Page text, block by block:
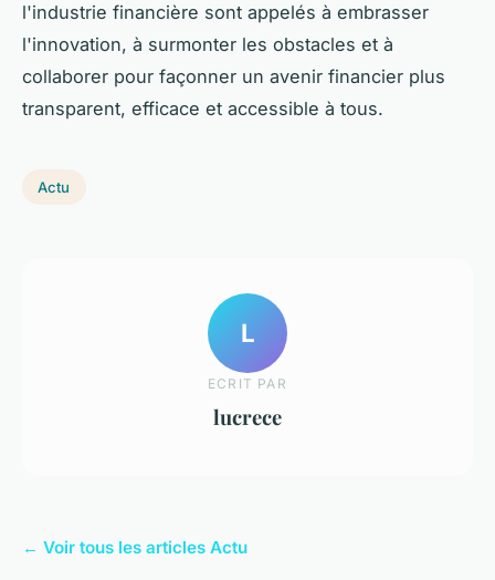
l'industrie financière sont appelés à embrasser
l'innovation, à surmonter les obstacles et à
collaborer pour façonner un avenir financier plus
transparent, efficace et accessible à tous.
Actu
L
ECRIT PAR
lucrece
← Voir tous les articles Actu